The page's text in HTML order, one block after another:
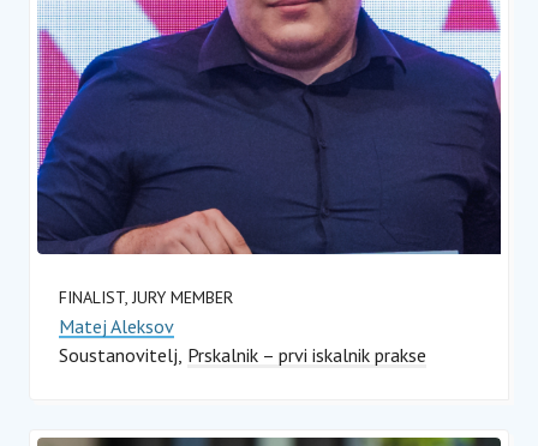
FINALIST, JURY MEMBER
Matej Aleksov
Soustanovitelj Prskalnik – prvi iskalnik prakse